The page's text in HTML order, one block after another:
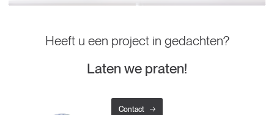
Heeft u een project in gedachten?
Laten we praten!
Contact